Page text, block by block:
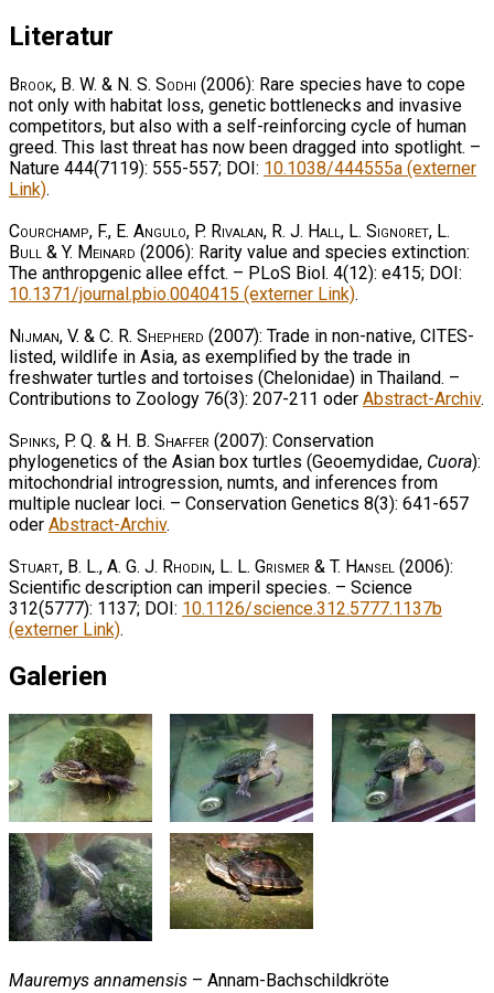
Literatur
Brook, B. W. & N. S. Sodhi (2006): Rare species have to cope
not only with habitat loss, genetic bottlenecks and invasive
competitors, but also with a self-reinforcing cycle of human
greed. This last threat has now been dragged into spotlight. –
Nature 444(7119): 555-557; DOI: 10.1038/444555a (externer
Link).
Courchamp, F., E. Angulo, P. Rivalan, R. J. Hall, L. Signoret, L.
Bull & Y. Meinard (2006): Rarity value and species extinction:
The anthropgenic allee effct. – PLoS Biol. 4(12): e415; DOI:
10.1371/journal.pbio.0040415 (externer Link).
Nijman, V. & C. R. Shepherd (2007): Trade in non-native, CITES-
listed, wildlife in Asia, as exemplified by the trade in
freshwater turtles and tortoises (Chelonidae) in Thailand. –
Contributions to Zoology 76(3): 207-211 oder Abstract-Archiv.
Spinks, P. Q. & H. B. Shaffer (2007): Conservation
phylogenetics of the Asian box turtles (Geoemydidae, Cuora):
mitochondrial introgression, numts, and inferences from
multiple nuclear loci. – Conservation Genetics 8(3): 641-657
oder Abstract-Archiv.
Stuart, B. L., A. G. J. Rhodin, L. L. Grismer & T. Hansel (2006):
Scientific description can imperil species. – Science
312(5777): 1137; DOI: 10.1126/science.312.5777.1137b
(externer Link).
Galerien
Mauremys annamensis – Annam-Bachschildkröte